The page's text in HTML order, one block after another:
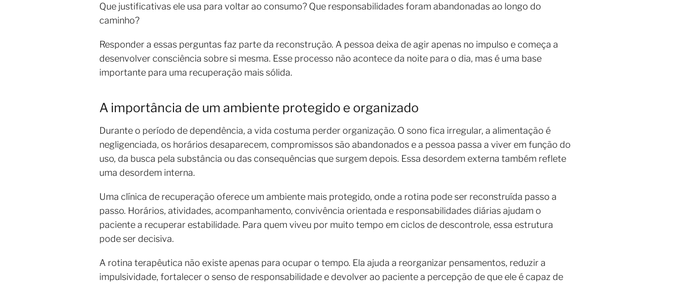
Que justificativas ele usa para voltar ao consumo? Que responsabilidades foram abandonadas ao longo do
caminho?
Responder a essas perguntas faz parte da reconstrução. A pessoa deixa de agir apenas no impulso e começa a
desenvolver consciência sobre si mesma. Esse processo não acontece da noite para o dia, mas é uma base
importante para uma recuperação mais sólida.
A importância de um ambiente protegido e organizado
Durante o período de dependência, a vida costuma perder organização. O sono fica irregular, a alimentação é
negligenciada, os horários desaparecem, compromissos são abandonados e a pessoa passa a viver em função do
uso, da busca pela substância ou das consequências que surgem depois. Essa desordem externa também reflete
uma desordem interna.
Uma clínica de recuperação oferece um ambiente mais protegido, onde a rotina pode ser reconstruída passo a
passo. Horários, atividades, acompanhamento, convivência orientada e responsabilidades diárias ajudam o
paciente a recuperar estabilidade. Para quem viveu por muito tempo em ciclos de descontrole, essa estrutura
pode ser decisiva.
A rotina terapêutica não existe apenas para ocupar o tempo. Ela ajuda a reorganizar pensamentos, reduzir a
impulsividade, fortalecer o senso de responsabilidade e devolver ao paciente a percepção de que ele é capaz de